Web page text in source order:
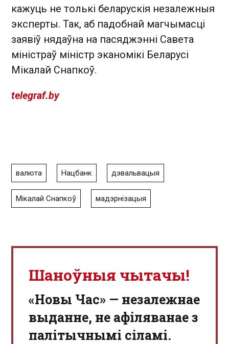
кажуць не толькі беларускія незалежныя
эксперты. Так, аб падобнай магчымасці
заявіў нядаўна на пасяджэнні Савета
міністраў міністр эканомікі Беларусі
Мікалай Снапкоў.
telegraf.by
валюта Нацбанк дэвальвацыя
Мікалай Снапкоў мадэрнізацыя
Шаноўныя чытачы!
«Новы Час» — незалежнае
выданне, не афіляванае з
палітычнымі сіламі.